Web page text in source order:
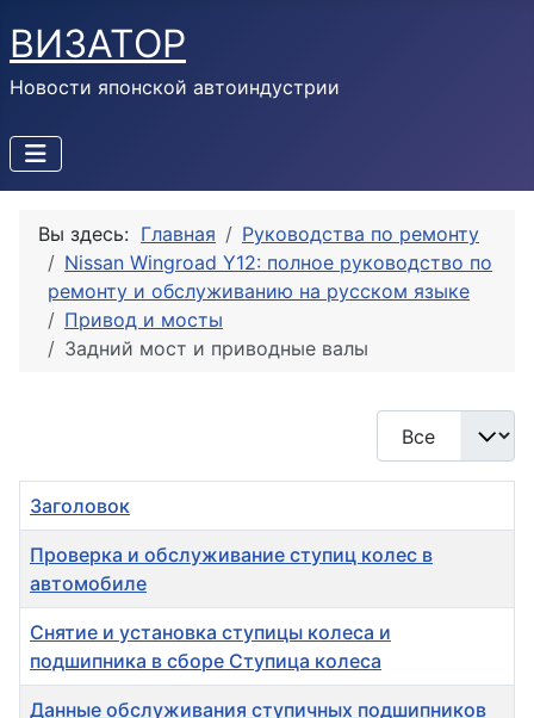
ВИЗАТОР
Новости японской автоиндустрии
Вы здесь: Главная
Руководства по ремонту
Nissan Wingroad Y12: полное руководство по
ремонту и обслуживанию на русском языке
Привод и мосты
Задний мост и приводные валы
Кол-во строк:
Заголовок
Проверка и обслуживание ступиц колес в
автомобиле
Снятие и установка ступицы колеса и
подшипника в сборе Ступица колеса
Данные обслуживания ступичных подшипников